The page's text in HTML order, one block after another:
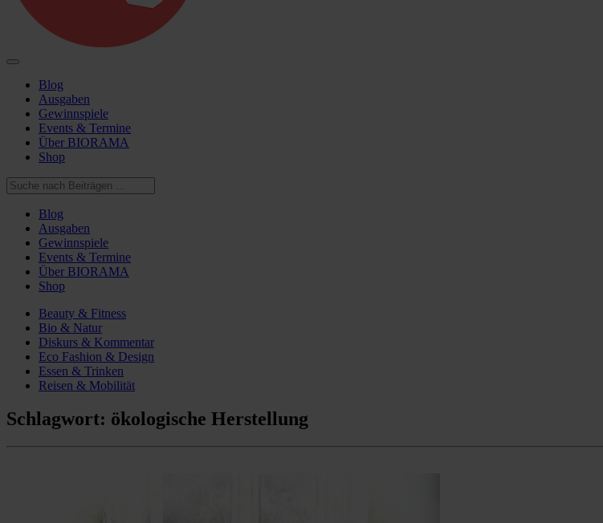
Blog
Ausgaben
Gewinnspiele
Events & Termine
Über BIORAMA
Shop
Blog
Ausgaben
Gewinnspiele
Events & Termine
Über BIORAMA
Shop
Beauty & Fitness
Bio & Natur
Diskurs & Kommentar
Eco Fashion & Design
Essen & Trinken
Reisen & Mobilität
Schlagwort: ökologische Herstellung